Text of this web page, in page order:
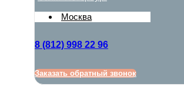
Москва
8 (812) 998 22 96
Заказать обратный звонок